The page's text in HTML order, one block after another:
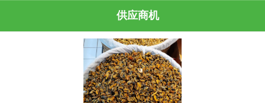
供应商机